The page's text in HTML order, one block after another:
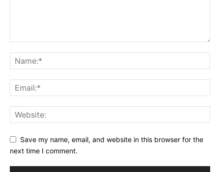
Save my name, email, and website in this browser for the
next time I comment.